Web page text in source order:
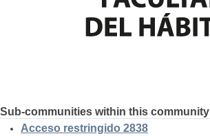
Sub-communities within this community
Acceso restringido 2838